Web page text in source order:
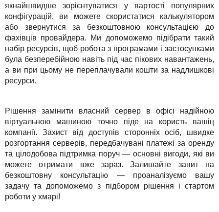
якнайшвидше зорієнтуватися у вартості популярних
конфігурацій, ви можете скористатися калькулятором
або звернутися за безкоштовною консультацією до
фахівців провайдера. Ми допоможемо підібрати такий
набір ресурсів, щоб робота з програмами і застосунками
була безперебійною навіть під час пікових навантажень,
а ви при цьому не переплачували кошти за надлишкові
ресурси.
Рішення замінити власний сервер в офісі надійною
віртуальною машиною точно піде на користь вашіц
компанії. Захист від доступів сторонніх осіб, швидке
розгортання серверів, передбачувані платежі за оренду
та цілодобова підтримка поруч — основні вигоди, які ви
можете отримати вже зараз. Залишайте запит на
безкоштовну консультацію — проаналізуємо вашу
задачу та допоможемо з підбором рішення і стартом
роботи у хмарі!